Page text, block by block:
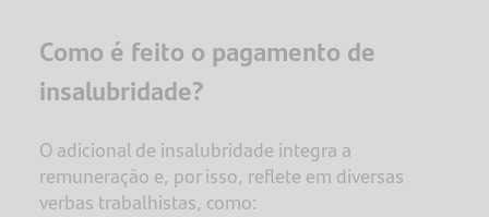
Como é feito o pagamento de
insalubridade?
O adicional de insalubridade integra a
remuneração e, por isso, reflete em diversas
verbas trabalhistas, como: